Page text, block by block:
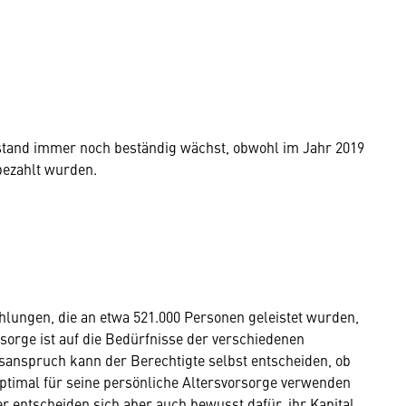
immer noch beständig wächst, obwohl im Jahr 2019
wurden.
die an etwa 521.000 Personen geleistet wurden,
ist auf die Bedürfnisse der verschiedenen
kann der Berechtigte selbst entscheiden, ob
für seine persönliche Altersvorsorge verwenden